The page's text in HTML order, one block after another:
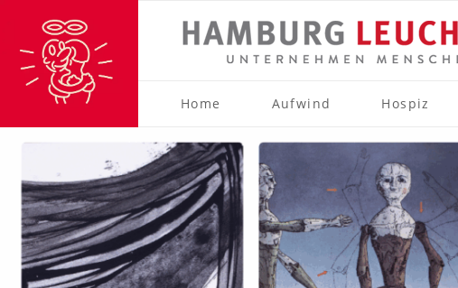
Home Aufwind Hospiz